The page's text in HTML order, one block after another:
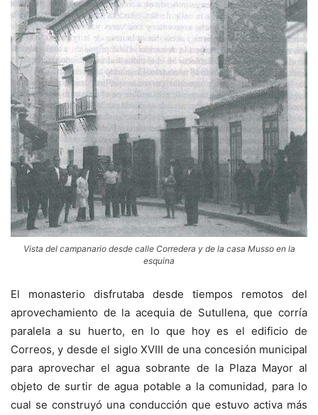
Vista del campanario desde calle Corredera y de la casa Musso en la
esquina
El monasterio disfrutaba desde tiempos remotos del
aprovechamiento de la acequia de Sutullena, que corría
paralela a su huerto, en lo que hoy es el edificio de
Correos, y desde el siglo XVIII de una concesión municipal
para aprovechar el agua sobrante de la Plaza Mayor al
objeto de surtir de agua potable a la comunidad, para lo
cual se construyó una conducción que estuvo activa más